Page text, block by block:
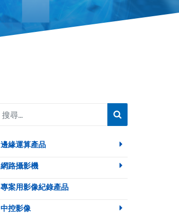
邊緣運算產品
網路攝影機
專案用影像紀錄產品
中控影像